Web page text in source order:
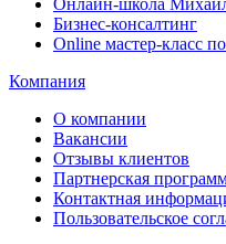
Бизнес-консалтинг
Online мастер-класс
Компания
О компании
Вакансии
Отзывы клиентов
Партнерская
Контактная
Пользовательское